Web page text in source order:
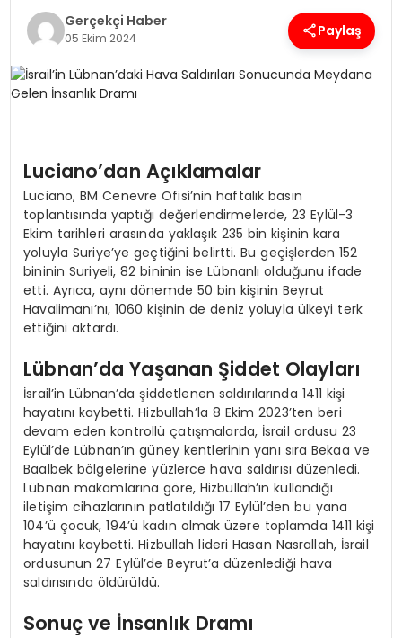
YAŞAM
Gerçekçi Haber
05 Ekim 2024 Paylaş
Luciano’dan Açıklamalar
Luciano, BM Cenevre Ofisi’nin haftalık basın
toplantısında yaptığı değerlendirmelerde, 23 Eylül-3
Ekim tarihleri arasında yaklaşık 235 bin kişinin kara
yoluyla Suriye’ye geçtiğini belirtti. Bu geçişlerden 152
bininin Suriyeli, 82 bininin ise Lübnanlı olduğunu ifade
etti. Ayrıca, aynı dönemde 50 bin kişinin Beyrut
Havalimanı’nı, 1060 kişinin de deniz yoluyla ülkeyi terk
ettiğini aktardı.
Lübnan’da Yaşanan Şiddet Olayları
İsrail’in Lübnan’da şiddetlenen saldırılarında 1411 kişi
hayatını kaybetti. Hizbullah’la 8 Ekim 2023’ten beri
devam eden kontrollü çatışmalarda, İsrail ordusu 23
Eylül’de Lübnan’ın güney kentlerinin yanı sıra Bekaa ve
Baalbek bölgelerine yüzlerce hava saldırısı düzenledi.
Lübnan makamlarına göre, Hizbullah’ın kullandığı
iletişim cihazlarının patlatıldığı 17 Eylül’den bu yana
104’ü çocuk, 194’ü kadın olmak üzere toplamda 1411 kişi
hayatını kaybetti. Hizbullah lideri Hasan Nasrallah, İsrail
ordusunun 27 Eylül’de Beyrut’a düzenlediği hava
saldırısında öldürüldü.
Sonuç ve İnsanlık Dramı